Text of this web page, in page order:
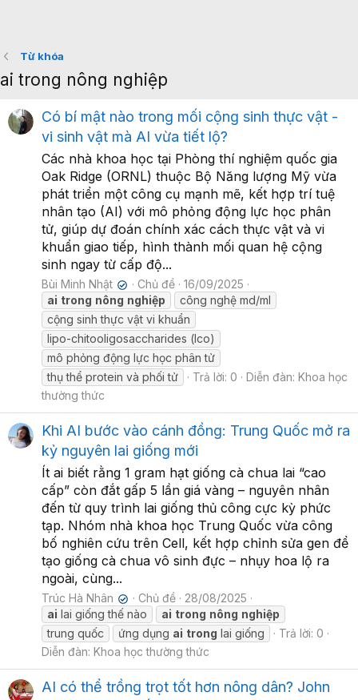
Từ khóa
ai trong nông nghiệp
Có bí mật nào trong mối cộng sinh thực vật -
vi sinh vật mà AI vừa tiết lộ?
Các nhà khoa học tại Phòng thí nghiệm quốc gia
Oak Ridge (ORNL) thuộc Bộ Năng lượng Mỹ vừa
phát triển một công cụ mạnh mẽ, kết hợp trí tuệ
nhân tạo (AI) với mô phỏng động lực học phân
tử, giúp dự đoán chính xác cách thực vật và vi
khuẩn giao tiếp, hình thành mối quan hệ cộng
sinh ngay từ cấp độ...
Bùi Minh Nhật ✔ Chủ đề
16/09/2025
ai trong nông nghiệp
công nghệ md/ml
cộng sinh thực vật vi khuẩn
lipo-chitooligosaccharides (lco)
mô phỏng động lực học phân tử
thụ thể protein và phối tử
Trả lời: 0 Diễn đàn: Khoa học
thường thức
Khi AI bước vào cánh đồng: Trung Quốc mở ra
kỷ nguyên lai giống mới
Ít ai biết rằng 1 gram hạt giống cà chua lai “cao
cấp” còn đắt gấp 5 lần giá vàng – nguyên nhân
đến từ quy trình lai giống thủ công cực kỳ phức
tạp. Nhóm nhà khoa học Trung Quốc vừa công
bố nghiên cứu trên Cell, kết hợp chỉnh sửa gen để
tạo giống cà chua vô sinh đực – nhụy hoa lộ ra
ngoài, cùng...
Trúc Hà Nhân ✔ Chủ đề
28/08/2025
ai lai giống thế nào ai trong nông nghiệp
trung quốc
ứng dụng ai trong lai giống
Trả lời: 0
Diễn đàn: Khoa học thường thức
AI có thể trồng trọt tốt hơn nông dân? John